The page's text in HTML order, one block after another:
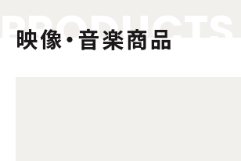
PRODUC
映像・音楽商品